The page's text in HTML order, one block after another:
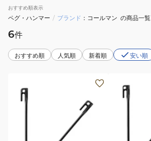
おすすめ順表示
ペグ・ハンマー / ブランド コールマン の商品一覧
6件
おすすめ順 人気順 新着順 安い順